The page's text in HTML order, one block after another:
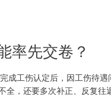
率先交卷？
成工伤认定后，因工伤待
，还要多次补正、反复往